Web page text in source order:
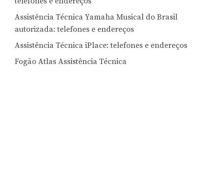
Assistência Técnica Yamaha Musical do Brasil
autorizada: telefones e endereços
Assistência Técnica iPlace: telefones e endereços
Fogão Atlas Assistência Técnica